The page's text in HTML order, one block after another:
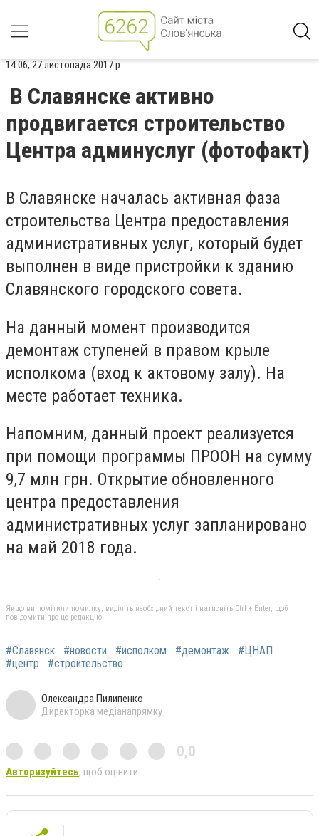
14:06, 27 листопада 2017 р.
В Славянске активно
продвигается строительство
Центра админуслуг (фотофакт)
В Славянске началась активная фаза
строительства Центра предоставления
административных услуг, который будет
выполнен в виде пристройки к зданию
Славянского городского совета.
На данный момент производится
демонтаж ступеней в правом крыле
исполкома (вход к актовому залу). На
месте работает техника.
Напомним, данный проект реализуется
при помощи программы ПРООН на сумму
9,7 млн грн. Открытие обновленного
центра предоставления
административных услуг запланировано
на май 2018 года.
Якщо ви помітили помилку, виділіть необхідний текст і натисніть Ctrl + Enter, щоб
повідомити про це редакцію
#Славянск #новости #исполком #демонтаж
#ЦНАП
#центр
#строительство
Олександра Пилипенко
Директорка медіанапрямку
0,0
Авторизуйтесь, щоб оцінити